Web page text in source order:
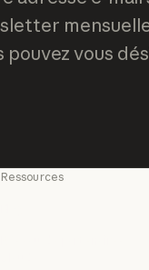
pouvez vous
Ressources